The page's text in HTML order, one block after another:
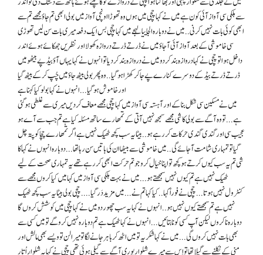
سے ہلکی سی آواز آئی کون ہے میں نے کہا چچی میں ہوں وہ تھوڑا اونچی آواز میں بولی ابھی تم جاؤ مجھے تم سے
ابھی کوئی بات نہیں کرنی . . میں نے دوبارہ الجا ییا لہجے میں کہا چچی بس ایک دفعہ میری بات سن لیں تھوڑی
سی خاموشی کے بعد آواز آئی آ جاؤ میں نے ڈرتے ڈرتے دروازہ کھولا اور نظریں جھکائے ہوئے اندر
داخل ہوا تو چچی نے کہا دروازہ بند کر دو میں نے دروازہ بند کر دیا تو انہوں نے کہا یہاں آؤ بیڈ پے بیٹھو میں
ڈرتے ڈرتے بیڈ کے دوسرے کنارے پے جا کر کھڑا ہو گیا . . وہ پِھر بولی بیٹھ جاؤ میں چُپ کر کے بیٹھ گیا
اور خاموش ہو گیا . . . انہوں نے کہا بولو کیا کہنا ہے
میں نے مسكین سی شکل بنا کے اور آہستہ سی آواز میں کہا چچی مجھے معاف کر دیں میری سے غلطی ہو گئی
ہے . . . تو وہ آگے سے بولی کا شی مجھے سمجھ نہیں آتی کے تمھارے ساتھ مسئلہ کیا ہے تم جب سے آ ے ہو
عجیب سی اور گندی گندی حرکات کر رہے ہو . . بیٹا یہ سب کچھ ٹھیک نہیں ہے اگر تمھارے چچا کو پتہ چل
گیا تو تمہاری شامت آ جائے گی . . میں خاموشی سے بیٹھا ان کی باتیں سن رہا تھا . . . دوبارہ انہوں نے کہا کا
شی تم یہ سب کیوں کرتے ہو کچھ تو اپنا خیال کرو جو تم حرکت ابھی کر رہے تھے یہ تمہاری صحت کے لیے
ٹھیک نہیں ہے تم کیوں نہیں سمجھتے ہو . . . میں نے بہت ہلکی سی آواز میں کہا میں کیا کروں مجھے سے
کنٹرول نہیں ہوتا . . . چچی نے فوراً کہا . . کیا کہا تم نے . . . میں مزید دَر گیا . . . . چچی بولی بیٹا یہ سب کچھ ٹھیک
نہیں ہے تم سمجھتے کیوں نہیں ہو . . انہوں نے کہا یہ سب چھور دو میں نے کہا چچی میں کوشش کروں گا
دوبارہ نا کروں لیکن آپ کسی کو نا بتائیں . . . انہوں نے کہا ٹھیک ہے تم دوبارہ نہیں کرو گے تو میں کسی سے
بھی بات نہیں کروں گی . . . میں نے کہا شکریہ تو میں اٹھ کر باہر جانے لگا تو میرا لن تو ویسے بھی مالش اور
منی کے نکلنے سے گیلا تھا تو اِس سے میرے شلوار پوری آگے سے گیلی ہوئی تھی چچی نے کہا یہ شلوار اُتار